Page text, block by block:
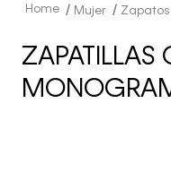
Mujer Zapatos
ZAPATILLAS